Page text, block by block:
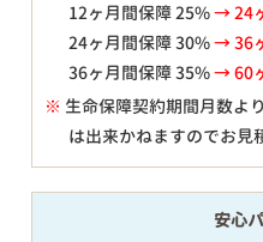
12ヶ月間保障 25%→ 24
24ヶ月間保障 30%→ 36
36ヶ月間保障 35%→ 60
※ 生命保障契約期間月数よ
は出来かねますのでお見
安心